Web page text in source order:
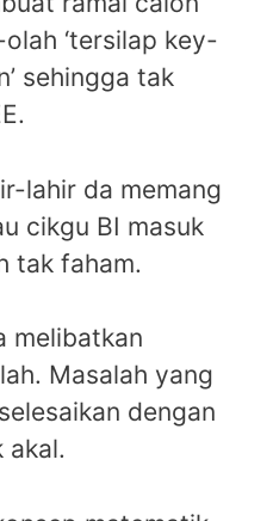
‘tersilap key-
sehingga tak
lahir da memang
cikgu BI masuk
tak faham.
melibatkan
Masalah yang
dengan
akal.